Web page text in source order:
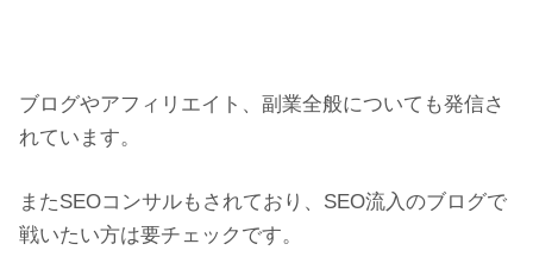
ブログやアフィリエイト、副業全般についても発信さ
れています。
またSEOコンサルもされており、SEO流入のブログで
戦いたい方は要チェックです。